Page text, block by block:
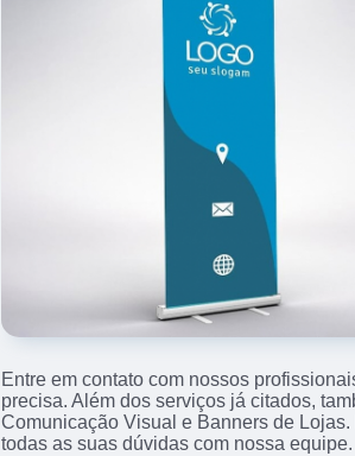
Entre em contato com nossos
precisa. Além dos serviços já citados,
Comunicação Visual e Banners de
todas as suas dúvidas com nossa equipe.